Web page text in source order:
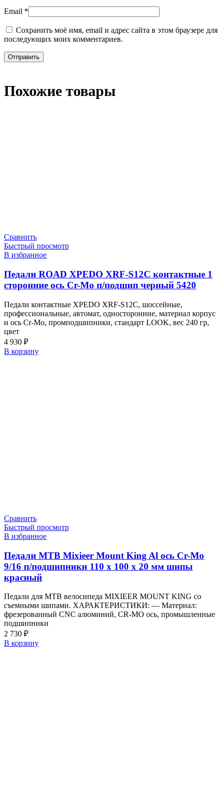
Email *
Сохранить моё имя, email и адрес сайта в этом браузере для
последующих моих комментариев.
Похожие товары
Сравнить
Быстрый просмотр
В избранное
Педали ROAD XPEDO XRF-S12C контактные 1
сторонние ось Cr-Mo п/подшип черный 5420
Педали контактные XPEDO XRF-S12C, шоссейные,
профессиональные, автомат, односторонние, материал корпус
и ось Cr-Mo, промподшипники, стандарт LOOK, вес 240 гр,
цвет
4 930 ₽
В корзину
Сравнить
Быстрый просмотр
В избранное
Педали МТВ Mixieer Mount King Al ось Cr-Mo
9/16 п/подшипники 110 х 100 х 20 мм шипы
красный
Педали для MTB велосипеда MIXIEER MOUNT KING со
съемными шипами. ХАРАКТЕРИСТИКИ: — Материал:
фрезерованный CNC алюминий, CR-MO ось, промышленные
подшипники
2 730 ₽
В корзину